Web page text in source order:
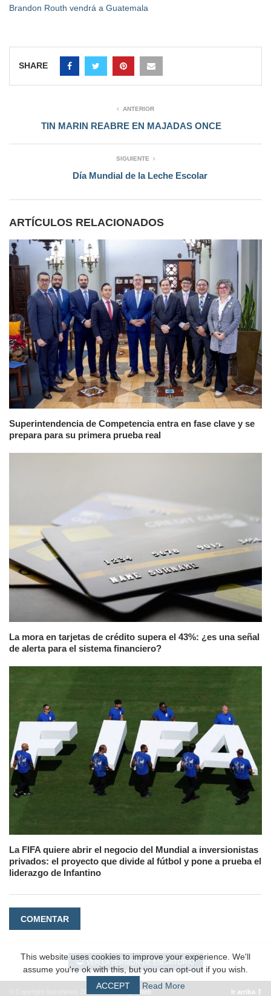
Brandon Routh vendrá a Guatemala
SHARE
ANTERIOR
TIN MARIN REABRE EN MAJADAS ONCE
SIGUIENTE
Día Mundial de la Leche Escolar
ARTÍCULOS RELACIONADOS
Superintendencia de Competencia entra en fase clave y se
prepara para su primera prueba real
La mora en tarjetas de crédito supera el 43%: ¿es una señal
de alerta para el sistema financiero?
La FIFA quiere abrir el negocio del Mundial a inversionistas
privados: el proyecto que divide al fútbol y pone a prueba el
liderazgo de Infantino
COMENTAR
VER LA VERSIÓN DE ESCRITORIO
#EpicWeb Ir arriba
This website uses cookies to improve your experience. We'll
assume you're ok with this, but you can opt-out if you wish.
ACCEPT
Read More